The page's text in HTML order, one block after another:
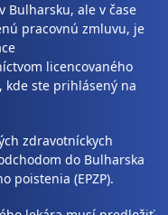
Bulharsku, ale v čase
pracovnú zmluvu, je
licencovaného
kde ste prihlásený na
zdravotníckych
do Bulharska
poistenia (EPZP).